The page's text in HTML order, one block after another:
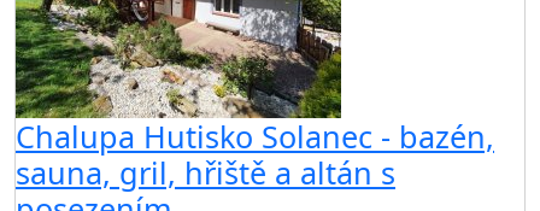
Chalupa Hutisko Solanec - bazén,
sauna, gril, hřiště a altán s